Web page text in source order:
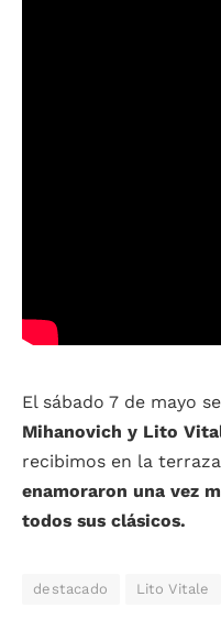
El sábado 7 de mayo
Mihanovich y Lito
recibimos en la
enamoraron una vez
todos sus clásicos.
destacado Lito Vitale